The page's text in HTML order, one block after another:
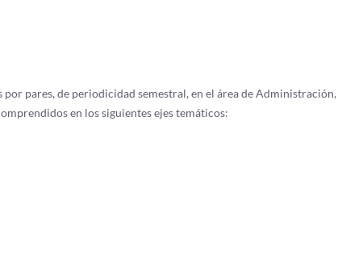
pares, de periodicidad semestral, en el área de Administración,
en los siguientes ejes temáticos: